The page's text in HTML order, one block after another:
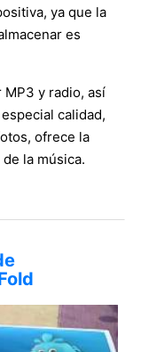
ya que la
es
y radio, así
calidad,
ofrece la
la música.